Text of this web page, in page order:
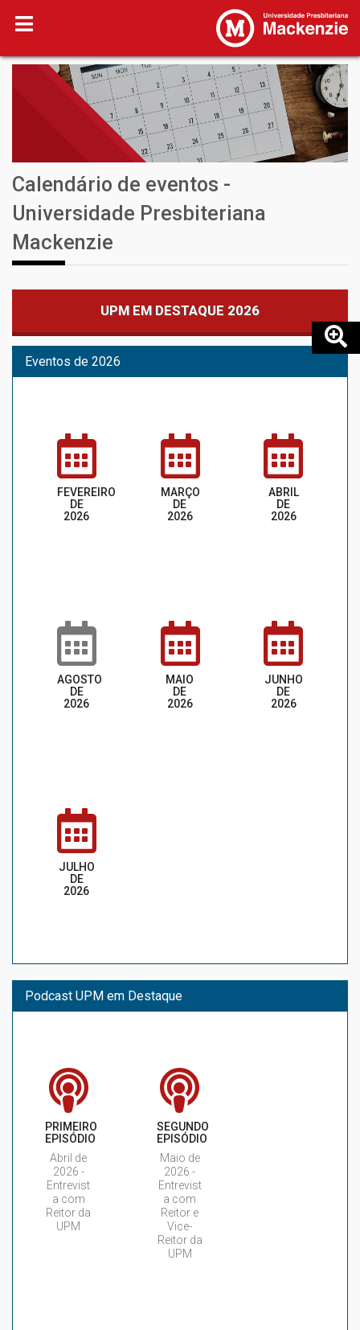
Calendário de eventos -
Universidade Presbiteriana
Mackenzie
UPM EM DESTAQUE 2026
Eventos de 2026
FEVEREIRO
DE
2026
AGOSTO
DE
2026
MARÇO
DE
2026
ABRIL
DE
2026
MAIO
DE
2026
JUNHO
DE
2026
JULHO
DE
2026
Podcast UPM em Destaque
PRIMEIRO
EPISÓDIO
Abril de
2026 -
Entrevist
a com
Reitor da
UPM
SEGUNDO
EPISÓDIO
Maio de
2026 -
Entrevist
a com
Reitor e
Vice-
Reitor da
UPM